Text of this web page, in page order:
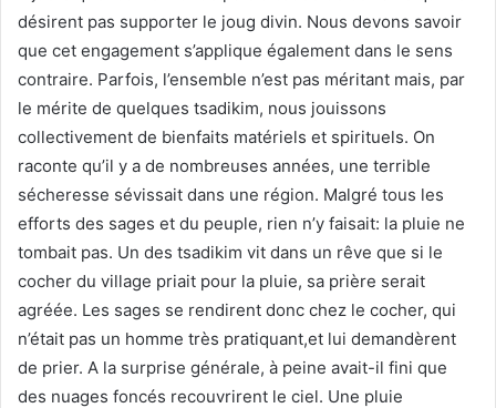
désirent pas supporter le joug divin. Nous devons savoir
que cet engagement s’applique également dans le sens
contraire. Parfois, l’ensemble n’est pas méritant mais, par
le mérite de quelques tsadikim, nous jouissons
collectivement de bienfaits matériels et spirituels. On
raconte qu’il y a de nombreuses années, une terrible
sécheresse sévissait dans une région. Malgré tous les
efforts des sages et du peuple, rien n’y faisait: la pluie ne
tombait pas. Un des tsadikim vit dans un rêve que si le
cocher du village priait pour la pluie, sa prière serait
agréée. Les sages se rendirent donc chez le cocher, qui
n’était pas un homme très pratiquant,et lui demandèrent
de prier. A la surprise générale, à peine avait-il fini que
des nuages foncés recouvrirent le ciel. Une pluie